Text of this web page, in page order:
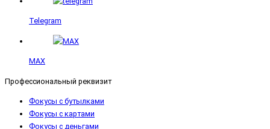
Telegram
MAX
Профессиональный реквизит
Фокусы с бутылками
Фокусы с картами
Фокусы с деньгами